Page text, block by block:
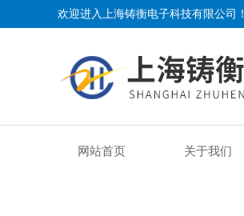
欢迎进入上海铸衡电子科技有限公司！
网站首页 关于我们